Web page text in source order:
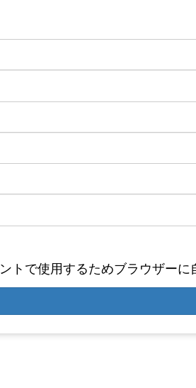
トで使用するためブラウザー